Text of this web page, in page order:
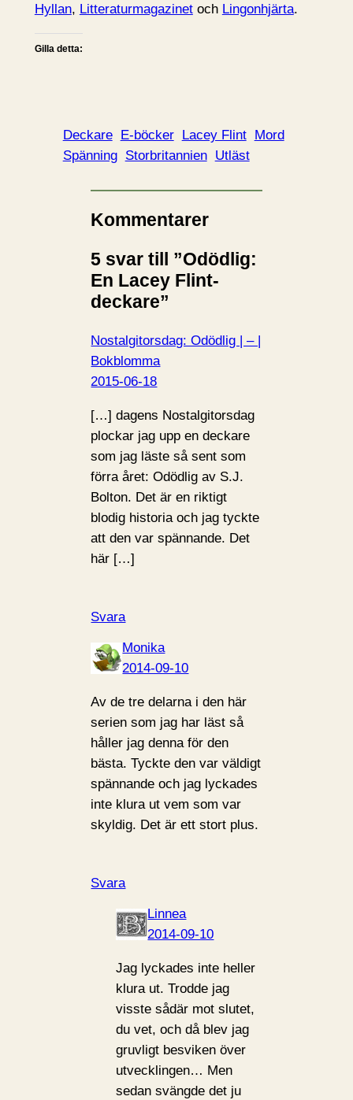
Hyllan, Litteraturmagazinetoch Lingonhjärta.
Gilla detta:
Deckare E-böcker Lacey Flint Mord
Spänning Storbritannien Utläst
Kommentarer
5 svar till ”Odödlig:
En Lacey Flint-
deckare”
Nostalgitorsdag: Odödlig | – |
Bokblomma
2015-06-18
[…] dagens Nostalgitorsdag
plockar jag upp en deckare
som jag läste så sent som
förra året: Odödlig av S.J.
Bolton. Det är en riktigt
blodig historia och jag tyckte
att den var spännande. Det
här […]
Svara
Monika
2014-09-10
Av de tre delarna i den här
serien som jag har läst så
håller jag denna för den
bästa. Tyckte den var väldigt
spännande och jag lyckades
inte klura ut vem som var
skyldig. Det är ett stort plus.
Svara
Linnea
2014-09-10
Jag lyckades inte heller
klura ut. Trodde jag
visste sådär mot slutet,
du vet, och då blev jag
gruvligt besviken över
utvecklingen… Men
sedan svängde det ju